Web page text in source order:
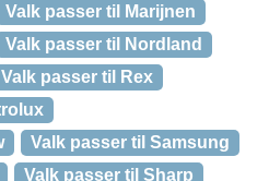
Valk passer til Marijnen
Valk passer til Nordland
Valk passer til Rex
Valk passer til Samsung
Valk passer til Sharp